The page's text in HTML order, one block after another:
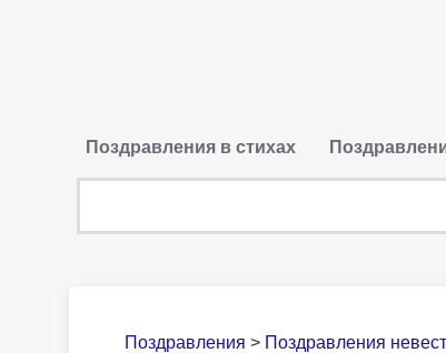
Поздравления в стихах
Поздравления > Поздравления